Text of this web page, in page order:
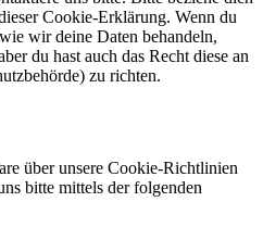
Cookie-Erklärung. Wenn du
wir deine Daten behandeln,
du hast auch das Recht diese an
zu richten.
über unsere Cookie-Richtlinien
bitte mittels der folgenden